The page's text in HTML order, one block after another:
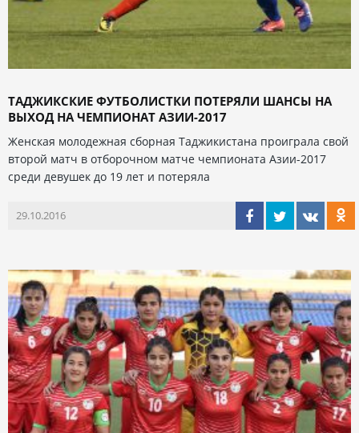
ТАДЖИКСКИЕ ФУТБОЛИСТКИ ПОТЕРЯЛИ ШАНСЫ НА
ВЫХОД НА ЧЕМПИОНАТ АЗИИ-2017
Женская молодежная сборная Таджикистана проиграла свой
второй матч в отборочном матче чемпионата Азии-2017
среди девушек до 19 лет и потеряла
29.10.2016